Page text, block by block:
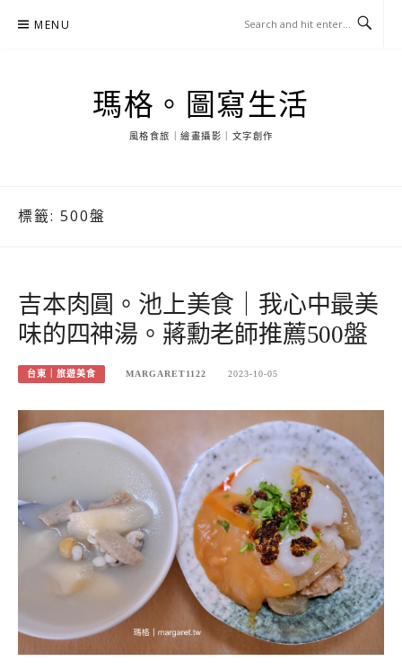
MENU
瑪格。圖寫生活
風格食旅｜繪畫攝影｜文字創作
標籤: 500盤
吉本肉圓。池上美食｜我心中最美
味的四神湯。蔣勳老師推薦500盤
台東｜旅遊美食 MARGARET1122 2023-10-05